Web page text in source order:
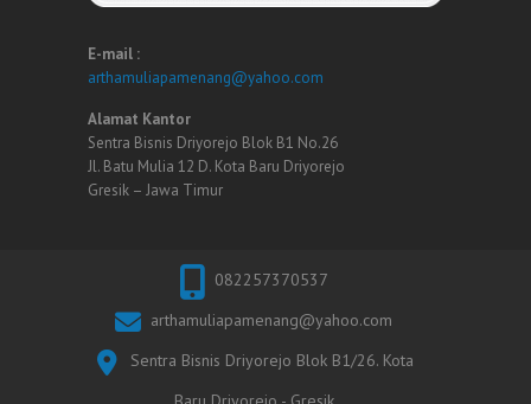
E-mail :
arthamuliapamenang@yahoo.com
Alamat Kantor
Sentra Bisnis Driyorejo Blok B1 No.26
Jl. Batu Mulia 12 D. Kota Baru Driyorejo
Gresik – Jawa Timur
082257370537
arthamuliapamenang@yahoo.com
Sentra Bisnis Driyorejo Blok B1/26. Kota